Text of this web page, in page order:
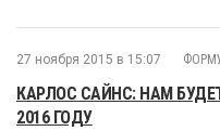
27 ноября 2015 в 15:07
КАРЛОС САЙНС: НАМ
2016 ГОДУ